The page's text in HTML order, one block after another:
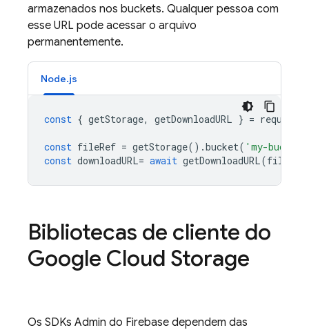
armazenados nos buckets. Qualquer pessoa com
esse URL pode acessar o arquivo
permanentemente.
Node.js
const { getStorage, getDownloadURL } = require
const fileRef = getStorage().bucket( 'my-bucket'
const downloadURL= await getDownloadURL(fileRef
Bibliotecas de cliente do
Google Cloud Storage
Os SDKs Admin do Firebase dependem das